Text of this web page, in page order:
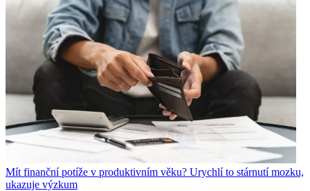
Mít finanční potíže v produktivním věku? Urychlí to stárnutí mozku,
ukazuje výzkum